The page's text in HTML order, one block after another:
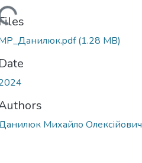
(1.28 MB)
Date
Михайло Олексійович